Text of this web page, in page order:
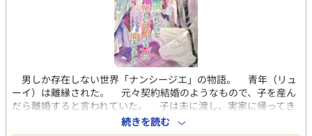
男しか存在しない世界「ナンシージエ」の物語。 青年（リュ
ーイ）は離縁された。 元々契約結婚のようなもので、子を産ん
だら離婚すると言われていた。 子は夫に渡し、実家に帰ってき
た青年は、夫だった者のことを想う。ひどい人だけど、青年はそ
れでも好きだった。 そんな青年に隣国である巨人族の国の貴族
続きを読む